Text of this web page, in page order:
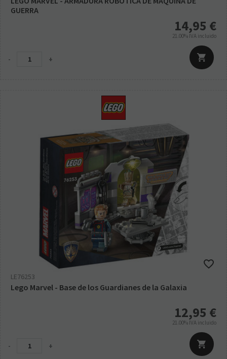
GUERRA
14,95 €
21.00% IVA incluido
- +
LE76253
Lego Marvel - Base de los Guardianes de la Galaxia
12,95 €
21.00% IVA incluido
- +